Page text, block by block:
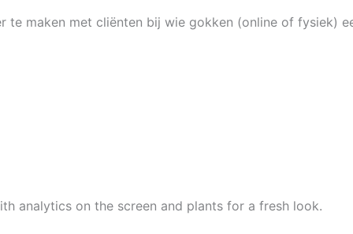
te maken met cliënten bij wie gokken (online of fysiek)